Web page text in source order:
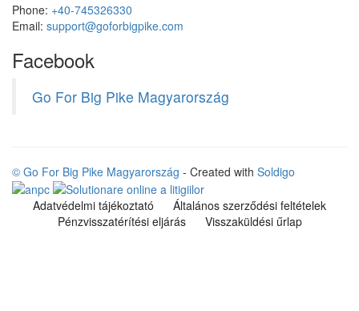
Phone: +40-745326330
Email: support@goforbigpike.com
Facebook
Go For Big Pike Magyarország
© Go For Big Pike Magyarország - Created with Soldigo
Adatvédelmi tájékoztató
Általános szerződési feltételek
Pénzvisszatérítési eljárás
Visszaküldési űrlap